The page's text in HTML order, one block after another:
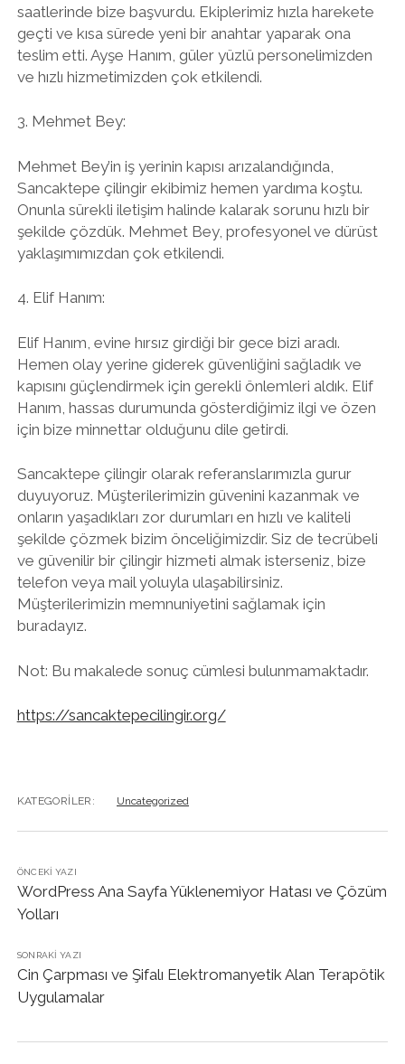
saatlerinde bize başvurdu. Ekiplerimiz hızla harekete
geçti ve kısa sürede yeni bir anahtar yaparak ona
teslim etti. Ayşe Hanım, güler yüzlü personelimizden
ve hızlı hizmetimizden çok etkilendi.
3. Mehmet Bey:
Mehmet Bey’in iş yerinin kapısı arızalandığında,
Sancaktepe çilingir ekibimiz hemen yardıma koştu.
Onunla sürekli iletişim halinde kalarak sorunu hızlı bir
şekilde çözdük. Mehmet Bey, profesyonel ve dürüst
yaklaşımımızdan çok etkilendi.
4. Elif Hanım:
Elif Hanım, evine hırsız girdiği bir gece bizi aradı.
Hemen olay yerine giderek güvenliğini sağladık ve
kapısını güçlendirmek için gerekli önlemleri aldık. Elif
Hanım, hassas durumunda gösterdiğimiz ilgi ve özen
için bize minnettar olduğunu dile getirdi.
Sancaktepe çilingir olarak referanslarımızla gurur
duyuyoruz. Müşterilerimizin güvenini kazanmak ve
onların yaşadıkları zor durumları en hızlı ve kaliteli
şekilde çözmek bizim önceliğimizdir. Siz de tecrübeli
ve güvenilir bir çilingir hizmeti almak isterseniz, bize
telefon veya mail yoluyla ulaşabilirsiniz.
Müşterilerimizin memnuniyetini sağlamak için
buradayız.
Not: Bu makalede sonuç cümlesi bulunmamaktadır.
https://sancaktepecilingir.org/
KATEGORILER: Uncategorized
ÖNCEKI YAZI
WordPress Ana Sayfa Yüklenemiyor Hatası ve Çözüm
Yolları
SONRAKI YAZI
Cin Çarpması ve Şifalı Elektromanyetik Alan Terapötik
Uygulamalar